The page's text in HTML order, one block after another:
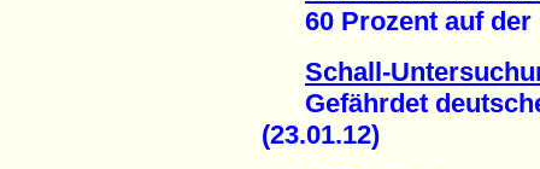
60 Prozent auf der
Schall-
Gefährdet
(23.01.12)